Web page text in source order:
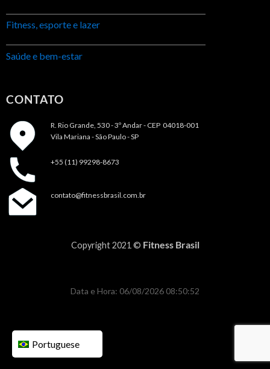
Fitness, esporte e lazer
Saúde e bem-estar
CONTATO
R. Rio Grande, 530 - 3º Andar - CEP 04018-001
Vila Mariana - São Paulo - SP
+55 (11) 99298-8673
contato@fitnessbrasil.com.br
Copyright 2021 © Fitness Brasil
Data e Hora: 06/08/2026 08:50:52
Portuguese